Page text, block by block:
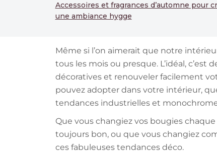
Accessoires et fragrances d’automne pour
une ambiance hygge
Même si l’on aimerait que notre
tous les mois ou presque. L’idéal,
décoratives et renouveler facilement
pouvez adopter dans votre intérieur,
tendances industrielles et
Que vous changiez vos bougies
toujours bon, ou que vous changiez
ces fabuleuses tendances déco.